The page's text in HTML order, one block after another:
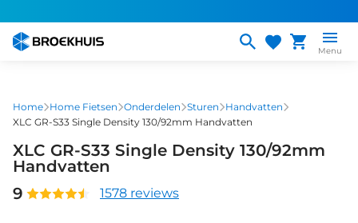
naar
gaan
Menu
Home Home Fietsen Onderdelen Sturen
Handvatten
XLC GR-S33 Single Density 130/92mm Handvatten
XLC GR-S33 Single Density 130/92mm
Handvatten
9
1578 reviews